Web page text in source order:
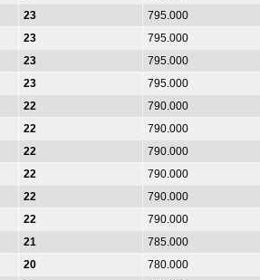
23
795.000
23
795.000
23
795.000
23
795.000
22
790.000
22
790.000
22
790.000
22
790.000
22
790.000
22
790.000
21
785.000
20
780.000